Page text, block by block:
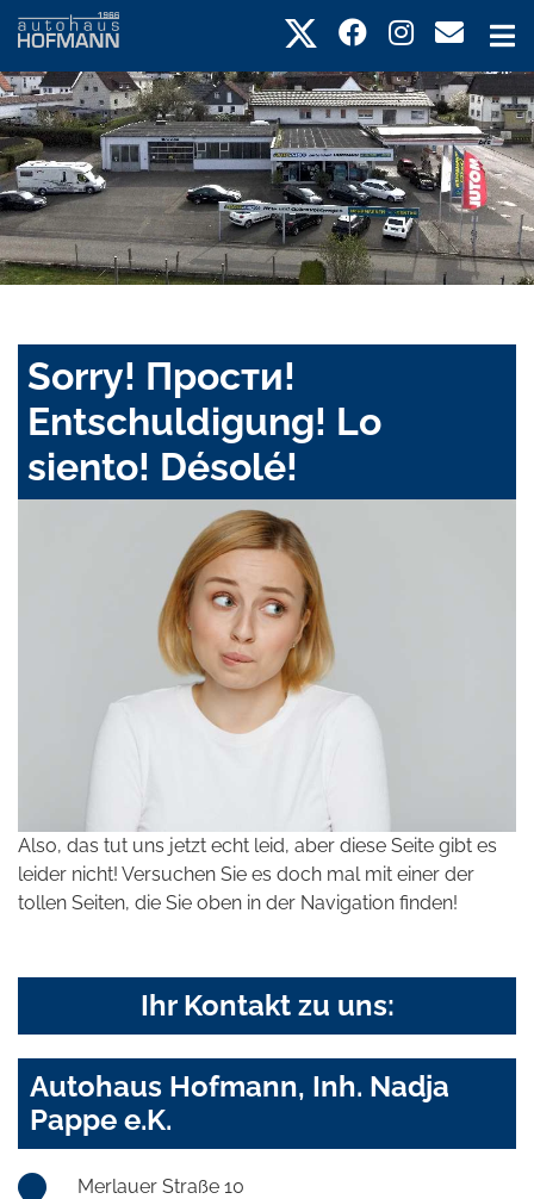
Sorry! Прости!
Entschuldigung! Lo
siento! Désolé!
Also, das tut uns jetzt echt leid, aber diese Seite gibt es
leider nicht! Versuchen Sie es doch mal mit einer der
tollen Seiten, die Sie oben in der Navigation finden!
Ihr Kontakt zu uns:
Autohaus Hofmann, Inh. Nadja
Pappe e.K.
Merlauer Straße 10